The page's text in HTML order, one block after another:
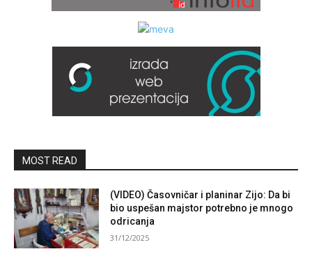
MOST READ
(VIDEO) Časovničar i planinar Zijo: Da bi
bio uspešan majstor potrebno je mnogo
odricanja
31/12/2025